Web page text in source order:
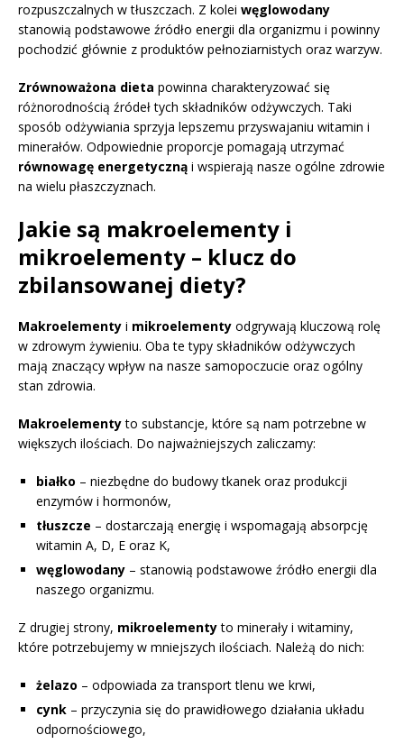
rozpuszczalnych w tłuszczach. Z kolei węglowodany
stanowią podstawowe źródło energii dla organizmu i powinny
pochodzić głównie z produktów pełnoziarnistych oraz warzyw.
Zrównoważona dieta powinna charakteryzować się
różnorodnością źródeł tych składników odżywczych. Taki
sposób odżywiania sprzyja lepszemu przyswajaniu witamin i
minerałów. Odpowiednie proporcje pomagają utrzymać
równowagę energetyczną i wspierają nasze ogólne zdrowie
na wielu płaszczyznach.
Jakie są makroelementy i
mikroelementy – klucz do
zbilansowanej diety?
Makroelementy i mikroelementy odgrywają kluczową rolę
w zdrowym żywieniu. Oba te typy składników odżywczych
mają znaczący wpływ na nasze samopoczucie oraz ogólny
stan zdrowia.
Makroelementyto substancje, które są nam potrzebne w
większych ilościach. Do najważniejszych zaliczamy:
białko – niezbędne do budowy tkanek oraz produkcji
enzymów i hormonów,
tłuszcze – dostarczają energię i wspomagają absorpcję
witamin A, D, E oraz K,
węglowodany – stanowią podstawowe źródło energii dla
naszego organizmu.
Z drugiej strony, mikroelementyto minerały i witaminy,
które potrzebujemy w mniejszych ilościach. Należą do nich:
żelazo – odpowiada za transport tlenu we krwi,
cynk – przyczynia się do prawidłowego działania układu
odpornościowego,